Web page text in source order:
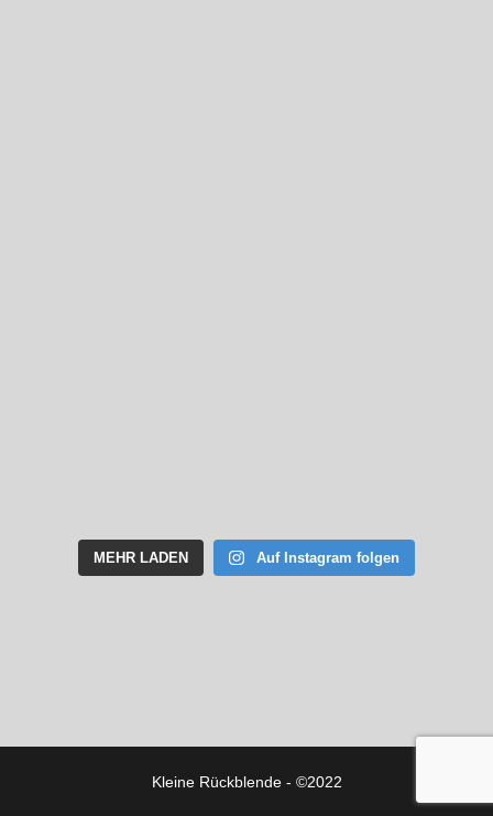
MEHR LADEN Auf Instagram folgen
Kleine Rückblende - ©2022